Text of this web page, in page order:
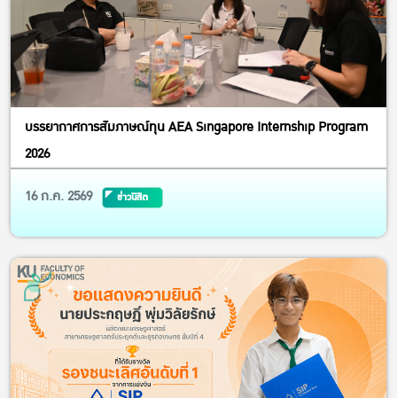
บรรยากาศการสัมภาษณ์ทุน AEA Singapore Internship Program
2026
16 ก.ค. 2569
ข่าวนิสิต